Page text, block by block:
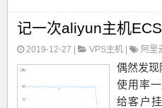
吧。ssh
也设置
ssh进来
记一次aliyun主机
2019-12-27 | VPS主机 阿里
偶然发
使用率
给客户